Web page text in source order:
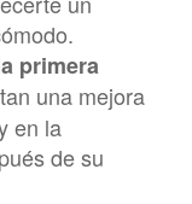
primera
una mejora
en la
de su